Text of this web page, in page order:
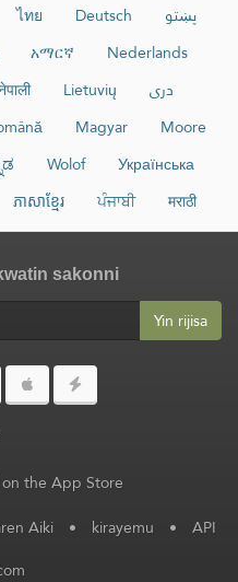
ไทย Deutsch
پښتو
አማርኛ
Nederlands
Lietuvių
دری
Magyar
Moore
Wolof
Українська
ភាសាខ្មែរ ਪੰਜਾਬੀ मराठी
sakonni
Yin rijisa
Aiki • kirayemu • API